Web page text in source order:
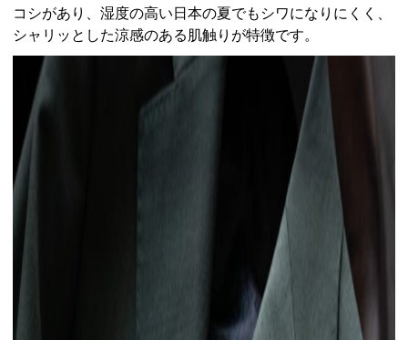
コシがあり、湿度の高い日本の夏でもシワになりにくく、
シャリッとした涼感のある肌触りが特徴です。